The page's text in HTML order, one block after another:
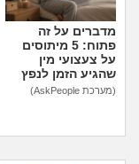
מדברים על זה
פתוח: 5 מיתוסים
על צעצועי מין
שהגיע הזמן לנפץ
(מערכת AskPeople)